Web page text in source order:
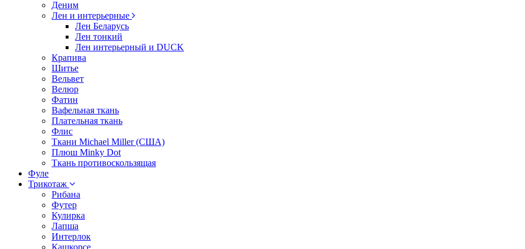
Деним
Лен и интерьерные
Лен Беларусь
Лен тонкий
Лен интерьерный и DUCK
Крапива
Шитье
Вельвет
Велюр
Фатин
Вафельная ткань
Плательная ткань
Флис
Ткани Michael Miller (США)
Плюш Minky Dot
Ткань противоскользящая
Фуле
Трикотаж
Рибана
Футер
Кулирка
Лапша
Интерлок
Кашкорсе